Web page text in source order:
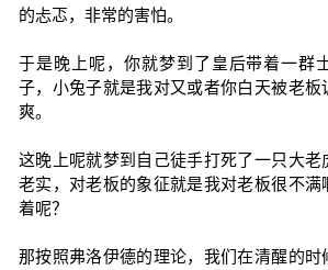
的忐忑，非常的害怕。
于是晚上呢，你就梦到了皇后带着一群
子，小兔子就是我对又或者你白天被老板
爽。
这晚上呢就梦到自己徒手打死了一只大老
老实，对老板的象征就是我对老板很不满
着呢？
那按照弗洛伊德的理论，我们在清醒的时